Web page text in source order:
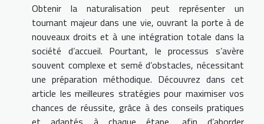
Obtenir la naturalisation peut représenter un
tournant majeur dans une vie, ouvrant la porte à de
nouveaux droits et à une intégration totale dans la
société d’accueil. Pourtant, le processus s’avère
souvent complexe et semé d’obstacles, nécessitant
une préparation méthodique. Découvrez dans cet
article les meilleures stratégies pour maximiser vos
chances de réussite, grâce à des conseils pratiques